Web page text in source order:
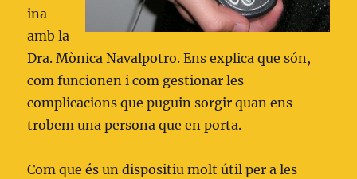
ina
amb la
Dra. Mònica Navalpotro. Ens explica que són,
com funcionen i com gestionar les
complicacions que puguin sorgir quan ens
trobem una persona que en porta.
Com que és un dispositiu molt útil per a les